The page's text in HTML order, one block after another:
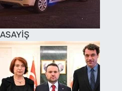
ASAYİŞ